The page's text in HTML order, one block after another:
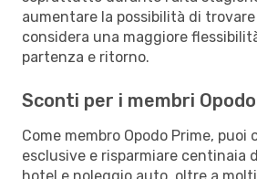
aumentare la possibilità di
considera una maggiore
partenza e ritorno.
Sconti per i membri
Come membro Opodo Prime,
esclusive e risparmiare centinaia